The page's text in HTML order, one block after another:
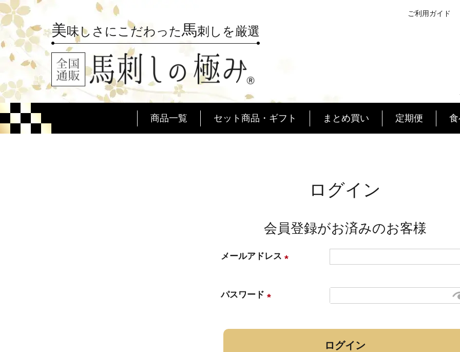
美味しさにこだわった馬刺しを厳選
ご利用ガイド
商品一覧
セット商品・ギフト
自宅用
贈答用
まとめ買い
定期便
桜道
口福便
品質
安心・安全
ログイン
会員登録がお済みのお客様
メールアドレス
パスワード
必
ログイン